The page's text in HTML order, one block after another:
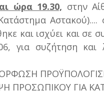
ώρα 19.30, στην
Αστακού)....
και ισχύει και σε
για συζήτηση
ΠΡΟΣΩΠΙΚΟΥ ΓΙΑ